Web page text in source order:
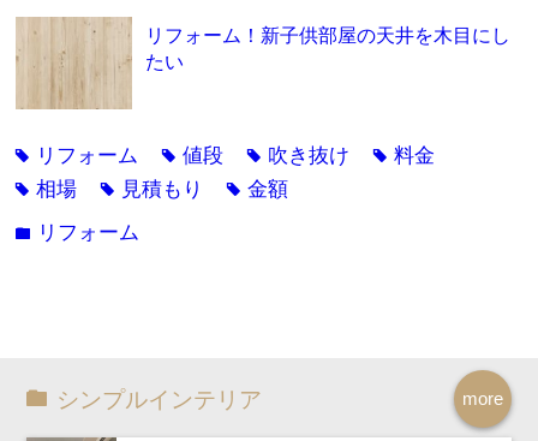
リフォーム！新子供部屋の天井を木目にし
たい
tag リフォーム tag値段 tag 吹き抜け tag料金
tag相場 tag 見積もり tag金額
folder リフォーム
more
シンプルインテリア